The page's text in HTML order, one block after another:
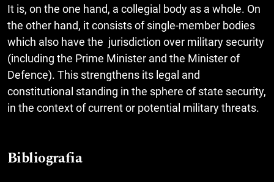
It is, on the one hand, a collegial body as a whole. On
the other hand, it consists of single-member bodies
which also have the jurisdiction over military security
(including the Prime Minister and the Minister of
Defence). This strengthens its legal and
constitutional standing in the sphere of state security,
in the context of current or potential military threats.
Bibliografia